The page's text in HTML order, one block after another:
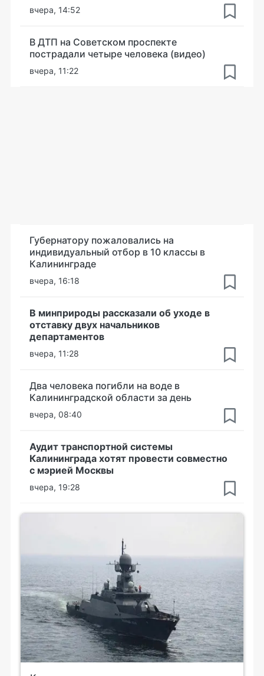
вчера, 14:52
В ДТП на Советском проспекте
пострадали четыре человека (видео)
вчера, 11:22
Губернатору пожаловались на
индивидуальный отбор в 10 классы в
Калининграде
вчера, 16:18
В минприроды рассказали об уходе в
отставку двух начальников
департаментов
вчера, 11:28
Два человека погибли на воде в
Калининградской области за день
вчера, 08:40
Аудит транспортной системы
Калининграда хотят провести совместно
с мэрией Москвы
вчера, 19:28